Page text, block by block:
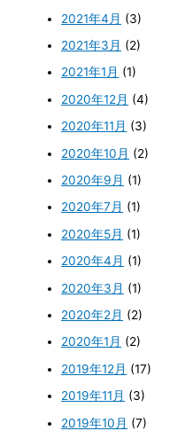
2021年4月 (3)
2021年3月 (2)
2021年1月 (1)
2020年12月 (4)
2020年11月 (3)
2020年10月 (2)
2020年9月 (1)
2020年7月 (1)
2020年5月 (1)
2020年4月 (1)
2020年3月 (1)
2020年2月 (2)
2020年1月 (2)
2019年12月 (17)
2019年11月 (3)
2019年10月 (7)